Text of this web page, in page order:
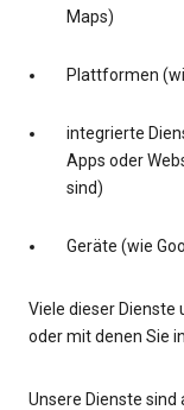
Maps)
Plattformen
integrierte
Apps oder
sind)
Geräte (wie
Viele dieser Dienste
oder mit denen Sie
Unsere Dienste